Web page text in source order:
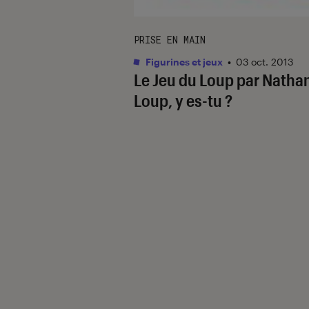
Le Jeu du Loup par
Loup, y es-tu ?
PRISE EN MAIN
Figurines et jeux • 03 oct. 2013